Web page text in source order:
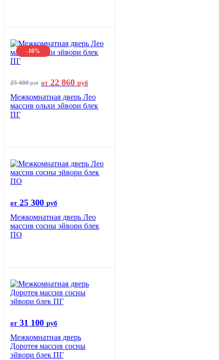
-10%
25 400руб от 22 860 руб
Межкомнатная дверь Лео
массив ольхи эйвори блек
ПГ
от 25 300 руб
Межкомнатная дверь Лео
массив сосны эйвори блек
ПО
от 31 100 руб
Межкомнатная дверь
Доротея массив сосны
эйвори блек ПГ